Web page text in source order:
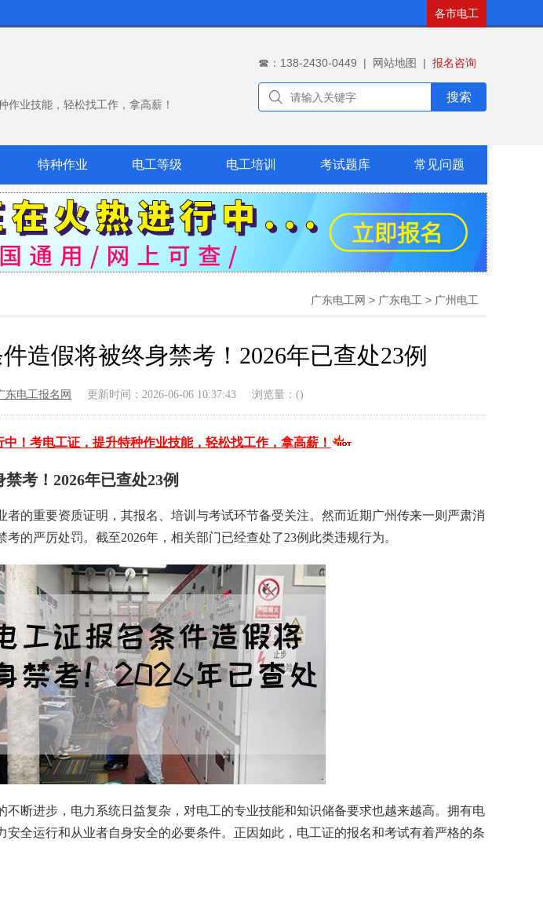
各市电工
作业技能，轻松找工作，拿高薪！
☎：138-2430-0449 | 网站地图 | 报名咨询
搜索
特种作业 电工等级 电工培训 考试题库 常见问题
广东电工网 > 广东电工 > 广州电工
造假将被终身禁考！2026年已查处23例
东电工报名网 更新时间：2026-06-06 10:37:43 浏览量：()
！考电工证，提升特种作业技能，轻松找工作，拿高薪！
考！2026年已查处23例
的重要资质证明，其报名、培训与考试环节备受关注。然而近期广州传来一则严肃消
的严厉处罚。截至2026年，相关部门已经查处了23例此类违规行为。
不断进步，电力系统日益复杂，对电工的专业技能和知识储备要求也越来越高。拥有电
全运行和从业者自身安全的必要条件。正因如此，电工证的报名和考试有着严格的条